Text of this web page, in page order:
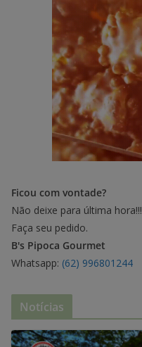
Ficou com vontade?
Não deixe para última hora!!!
Faça seu pedido.
B's Pipoca Gourmet
Whatsapp: (62) 996801244
Notícias